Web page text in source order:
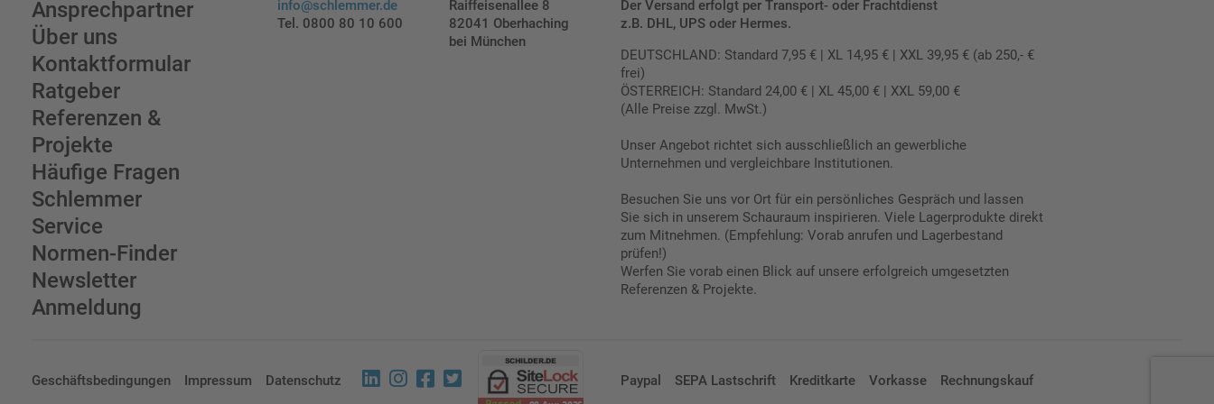
Ansprechpartner
Über uns
Kontaktformular
Ratgeber
Referenzen &
Projekte
Häufige Fragen
Schlemmer
Service
Normen-Finder
Newsletter
Anmeldung
info@schlemmer.de
Tel. 0800 80 10 600
Raiffeisenallee 8
82041 Oberhaching
bei München
Der Versand erfolgt per Transport- oder Frachtdienst
z.B. DHL, UPS oder Hermes.
DEUTSCHLAND: Standard 7,95 € | XL 14,95 € | XXL 39,95 € (ab 250,- €
frei)
ÖSTERREICH: Standard 24,00 € | XL 45,00 € | XXL 59,00 €
(Alle Preise zzgl. MwSt.)
Unser Angebot richtet sich ausschließlich an gewerbliche
Unternehmen und vergleichbare Institutionen.
Besuchen Sie uns vor Ort für ein persönliches Gespräch und lassen
Sie sich in unserem Schauraum inspirieren. Viele Lagerprodukte direkt
zum Mitnehmen. (Empfehlung: Vorab anrufen und Lagerbestand
prüfen!)
Werfen Sie vorab einen Blick auf unsere erfolgreich umgesetzten
Referenzen & Projekte.
Geschäftsbedingungen Impressum Datenschutz Paypal SEPA Lastschrift Kreditkarte Vorkasse Rechnungskauf